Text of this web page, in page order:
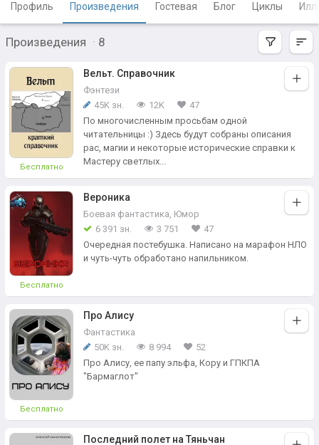
Профиль Произведения Гостевая Блог Циклы
Произведения · 8
Бесплатно
Вельт. Справочник
Фэнтези
45K зн.
12K
47
По многочисленным просьбам одной
читательницы :) Здесь будут собраны описания
рас, магии и некоторые исторические справки к
Мастеру светлых...
Бесплатно
Вероника
Боевая фантастика Юмор
6 391 зн.
3 751
47
Очередная постебушка. Написано на марафон НЛО
и чуть-чуть обработано напильником.
Бесплатно
Про Алису
Фантастика
50K зн.
8 994
52
Про Алису, ее папу эльфа, Кору и ГПКПА
"Бармаглот"
Последний полет на Тяньчан